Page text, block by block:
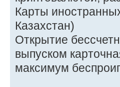
Карты
Казахстан)
Открытие
выпуском
максимум